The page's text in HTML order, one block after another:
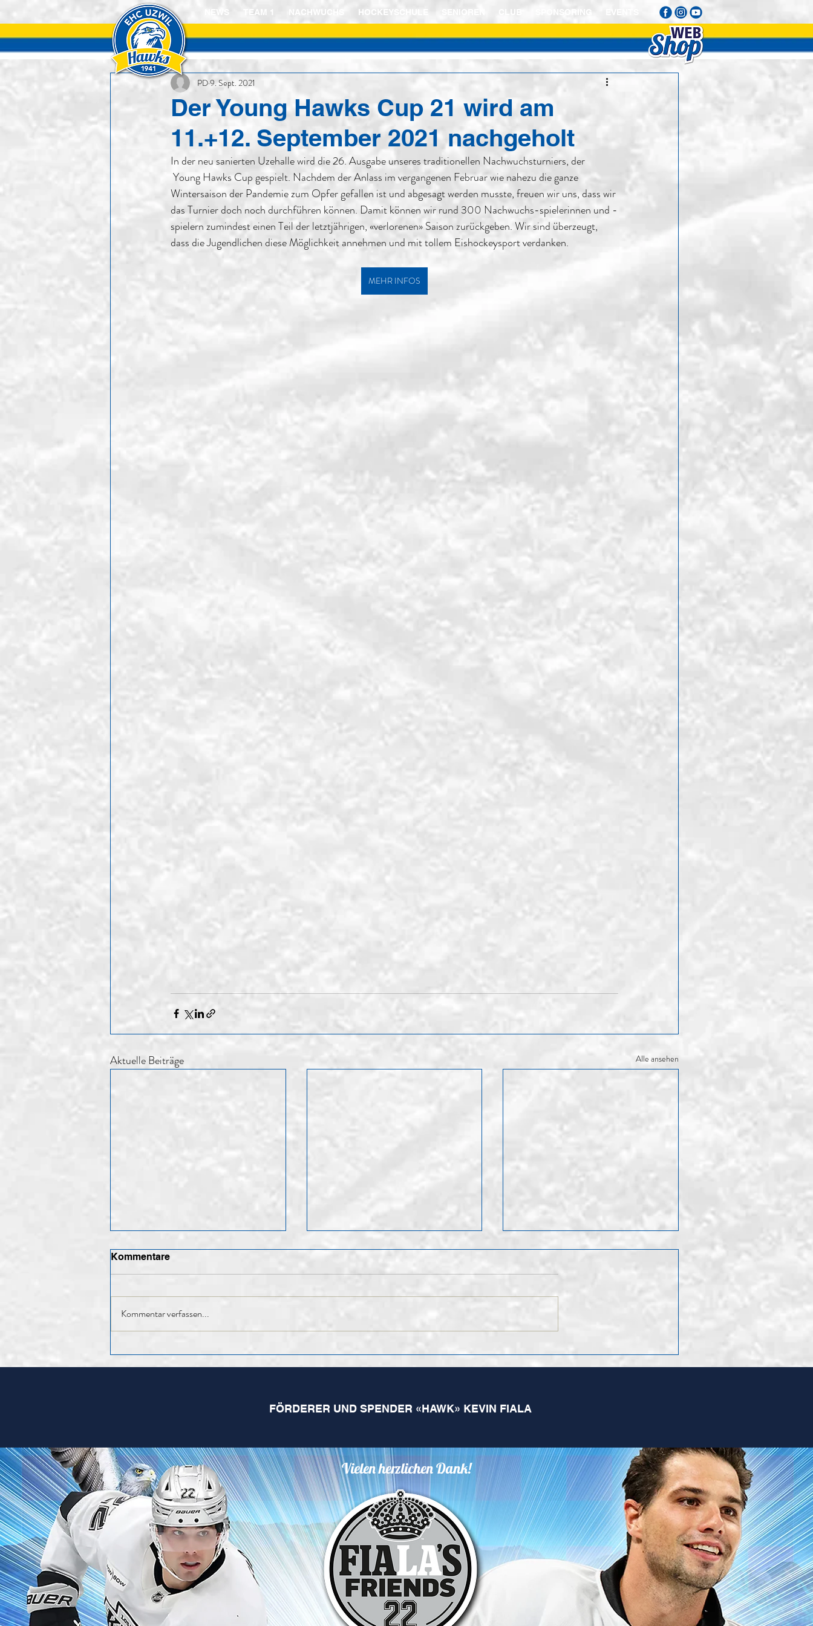
NEWS TEAM 1 NACHWUCHS HOCKEYSCHULE SENIOREN CLUB SPONSORING
Der Young Hawks Cup 21 wird am
11.+12. September 2021 nachgeholt
PD9. Sept. 2021
In der neu sanierten Uzehalle wird die 26. Ausgabe unseres traditionellen Nachwuchsturniers, der
Wintersaison der Pandemie zum Opfer gefallen ist und abgesagt werden musste, freuen wir uns, dass wir
das Turnier doch noch durchführen können. Damit können wir rund 300 Nachwuchs-spielerinnen und -
spielern zumindest einen Teil der letztjährigen, «verlorenen» Saison zurückgeben. Wir sind überzeugt,
dass die Jugendlichen diese Möglichkeit annehmen und mit tollem Eishockeysport verdanken.
MEHR INFOS
Aktuelle Beiträge Alle ansehen
Kommentare
Kommentar verfassen...
FÖRDERER UND SPENDER «HAWK» KEVIN FIALA
Vielen herzlichen Dank!